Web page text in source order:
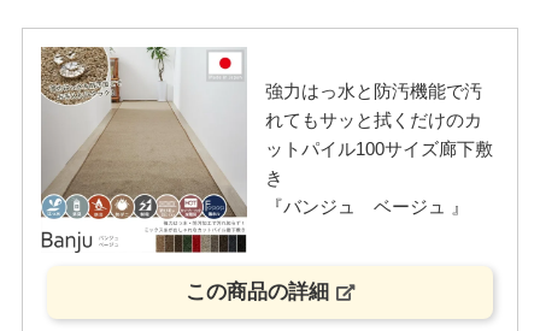
強力はっ水と防汚機能で汚
れてもサッと拭くだけのカ
ットパイル100サイズ廊下敷
き
『バンジュ ベージュ 』
この商品の詳細